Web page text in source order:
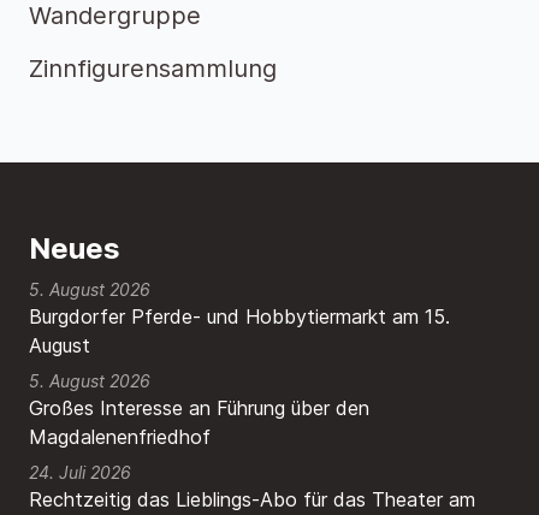
Wandergruppe
Zinnfigurensammlung
Neues
Burgdorfer Pferde- und Hobbytiermarkt am 15.
August
5. August 2026
Großes Interesse an Führung über den
Magdalenenfriedhof
5. August 2026
Rechtzeitig das Lieblings-Abo für das Theater am
24. Juli 2026